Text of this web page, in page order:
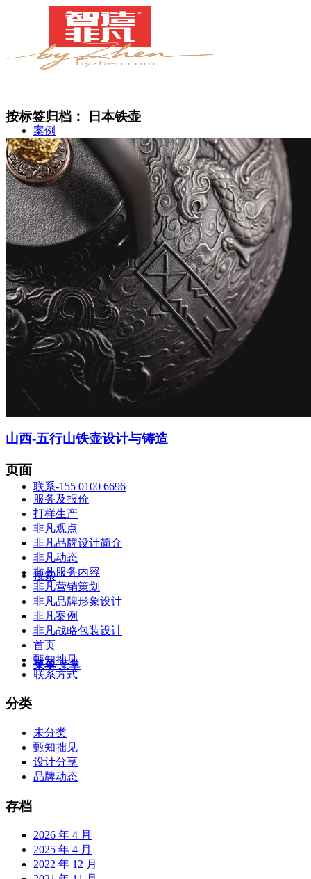
案例
简介
甄知灼见
联系-155 0100 6696
搜索
菜单 菜单
按标签归档： 日本铁壶
山西-五行山铁壶设计与铸造
页面
服务及报价
打样生产
非凡观点
非凡品牌设计简介
非凡动态
非凡服务内容
非凡营销策划
非凡品牌形象设计
非凡案例
非凡战略包装设计
首页
甄知拙见
联系方式
分类
未分类
甄知拙见
设计分享
品牌动态
存档
2026 年 4 月
2025 年 4 月
2022 年 12 月